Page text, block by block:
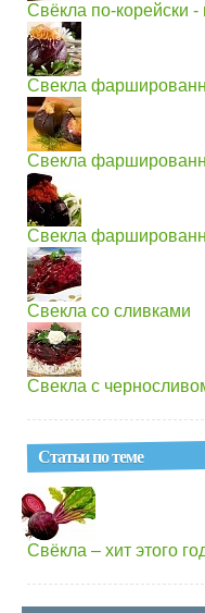
Свёкла по-корейски -
Свекла
Свекла
Свекла
Свекла со сливками
Свекла с
Статьи по теме
Свёкла – хит этого